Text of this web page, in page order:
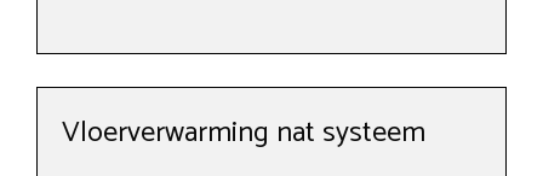
Vloerverwarming nat systeem